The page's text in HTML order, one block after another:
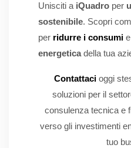
Unisciti a iQuadro per
sostenibile. Scopri
per ridurre i consumi e
energeticadella tua
Contattaci oggi
soluzioni per il
consulenza tecnica e
verso gli investimenti
tuo